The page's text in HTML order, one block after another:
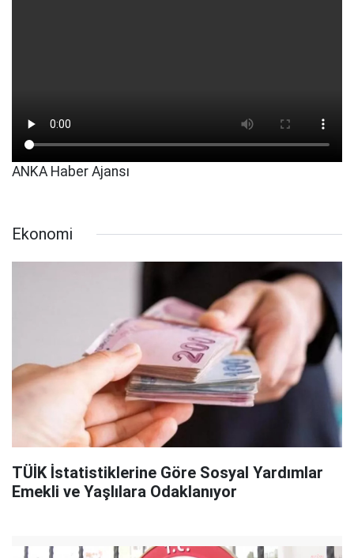
ANKA Haber Ajansı
Ekonomi
TÜİK İstatistiklerine Göre Sosyal Yardımlar
Emekli ve Yaşlılara Odaklanıyor